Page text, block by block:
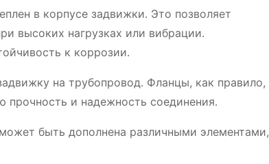
в корпусе задвижки․ Это позволяет
высоких нагрузках или вибрации․
к коррозии․
на трубопровод․ Фланцы, как правило,
прочность и надежность соединения․
быть дополнена различными элементами,